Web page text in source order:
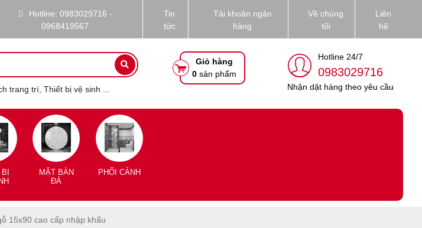
Hotline: 0983029716 -
0968419567
Tin
tức
Tài khoản ngân
hàng
Về chúng
tôi
Liên
hệ
trang trí, Thiết bị vệ sinh ...
Giỏ hàng
0 sản phẩm
Hotline 24/7
0983029716
Nhận dặt hàng theo yêu cầu
MẶT BÀN
ĐÁ
PHỐI CẢNH
15x90 cao cấp nhập khẩu